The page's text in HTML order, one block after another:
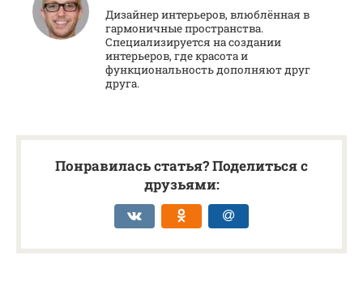
Дизайнер интерьеров, влюблённая в
гармоничные пространства.
Специализируется на создании
интерьеров, где красота и
функциональность дополняют друг
друга.
Понравилась статья? Поделиться с
друзьями: